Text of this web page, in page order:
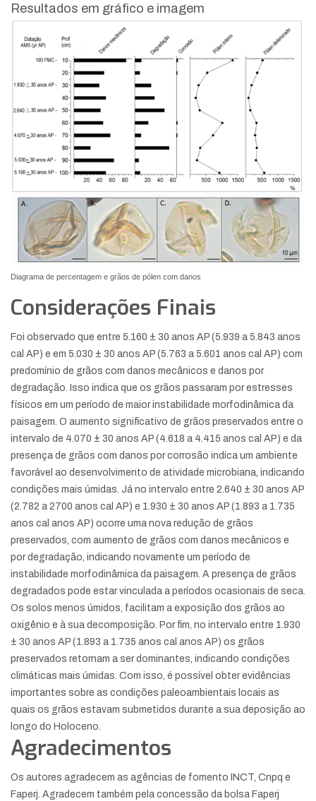
Resultados em gráfico e imagem
Diagrama de percentagem e grãos de pólen com danos
Considerações Finais
Foi observado que entre 5.160 ± 30 anos AP (5.939 a 5.843 anos
cal AP) e em 5.030 ± 30 anos AP (5.763 a 5.601 anos cal AP) com
predomínio de grãos com danos mecânicos e danos por
degradação. Isso indica que os grãos passaram por estresses
físicos em um período de maior instabilidade morfodinâmica da
paisagem. O aumento significativo de grãos preservados entre o
intervalo de 4.070 ± 30 anos AP (4.618 a 4.415 anos cal AP) e da
presença de grãos com danos por corrosão indica um ambiente
favorável ao desenvolvimento de atividade microbiana, indicando
condições mais úmidas. Já no intervalo entre 2.640 ± 30 anos AP
(2.782 a 2700 anos cal AP) e 1.930 ± 30 anos AP (1.893 a 1.735
anos cal anos AP) ocorre uma nova redução de grãos
preservados, com aumento de grãos com danos mecânicos e
por degradação, indicando novamente um período de
instabilidade morfodinâmica da paisagem. A presença de grãos
degradados pode estar vinculada a períodos ocasionais de seca.
Os solos menos úmidos, facilitam a exposição dos grãos ao
oxigênio e à sua decomposição. Por fim, no intervalo entre 1.930
± 30 anos AP (1.893 a 1.735 anos cal anos AP) os grãos
preservados retornam a ser dominantes, indicando condições
climáticas mais úmidas. Com isso, é possível obter evidências
importantes sobre as condições paleoambientais locais as
quais os grãos estavam submetidos durante a sua deposição ao
longo do Holoceno.
Agradecimentos
Os autores agradecem as agências de fomento INCT, Cnpq e
Faperj. Agradecem também pela concessão da bolsa Faperj